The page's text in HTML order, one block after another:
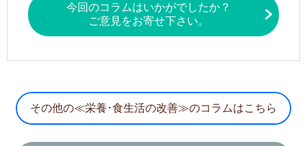
今回のコラムはいかがでしたか？
ご意見をお寄せ下さい。
その他の≪栄養･食生活の改善≫のコラムはこちら